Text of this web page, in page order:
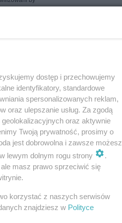
dostęp i przechowujemy
identyfikatory, standardowe
spersonalizowanych reklam,
oraz ulepszanie usług. Za zgodą
oraz aktywnie
Twoją prywatność, prosimy o
jest dobrowolna i zawsze możesz
lewym dolnym rogu strony
.
masz prawo sprzeciwić się
korzystać z naszych serwisów
znajdziesz w Polityce